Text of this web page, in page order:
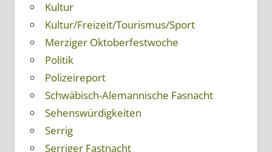
Kultur
Kultur/Freizeit/Tourismus/Sport
Merziger Oktoberfestwoche
Politik
Polizeireport
Schwäbisch-Alemannische Fasnacht
Sehenswürdigkeiten
Serrig
Serriger Fastnacht